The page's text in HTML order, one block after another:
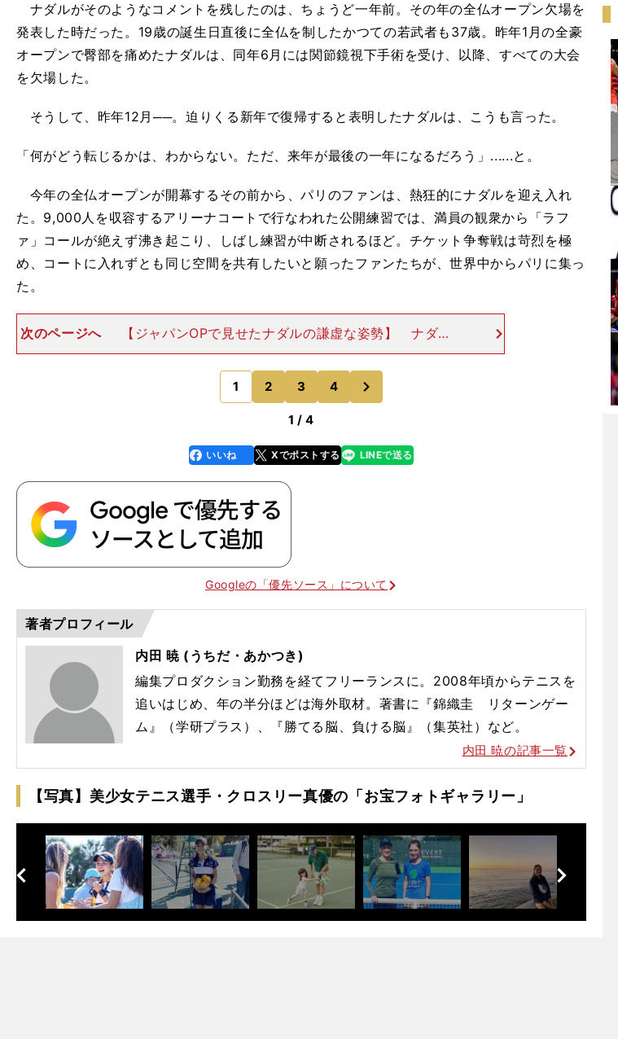
ナダルがそのようなコメントを残したのは、ちょうど一年前。その年の全仏オープン欠場を
発表した時だった。19歳の誕生日直後に全仏を制したかつての若武者も37歳。昨年1月の全豪
オープンで臀部を痛めたナダルは、同年6月には関節鏡視下手術を受け、以降、すべての大会
を欠場した。
そうして、昨年12月──。迫りくる新年で復帰すると表明したナダルは、こうも言った。
「何がどう転じるかは、わからない。ただ、来年が最後の一年になるだろう」......と。
今年の全仏オープンが開幕するその前から、パリのファンは、熱狂的にナダルを迎え入れ
た。9,000人を収容するアリーナコートで行なわれた公開練習では、満員の観衆から「ラフ
ァ」コールが絶えず沸き起こり、しばし練習が中断されるほど。チケット争奪戦は苛烈を極
め、コートに入れずとも同じ空間を共有したいと願ったファンたちが、世界中からパリに集っ
た。
次のページへ
【ジャパンOPで見せたナダルの謙虚な姿勢】 ナダル
がそこまで人々を引き付ける訳が、22のグランドスラム優勝に代表され
る偉大な功績にもあるのは間違いない。ただ、それ以上におそらくは、
彼の情熱的なプレー
1 2 3 4
のページへ
1 / 4
faceboo
k
いいね Xでポストする
line LINEで送る
Googleの「優先ソース」について
著者プロフィール
内田 暁 (うちだ・あかつき)
編集プロダクション勤務を経てフリーランスに。2008年頃からテニスを
追いはじめ、年の半分ほどは海外取材。著書に『錦織圭 リターンゲー
ム』（学研プラス）、『勝てる脳、負ける脳』（集英社）など。
内田 暁の記事一覧
【写真】美少女テニス選手・クロスリー真優の「お宝フォトギャラリー」
次
へ
へ